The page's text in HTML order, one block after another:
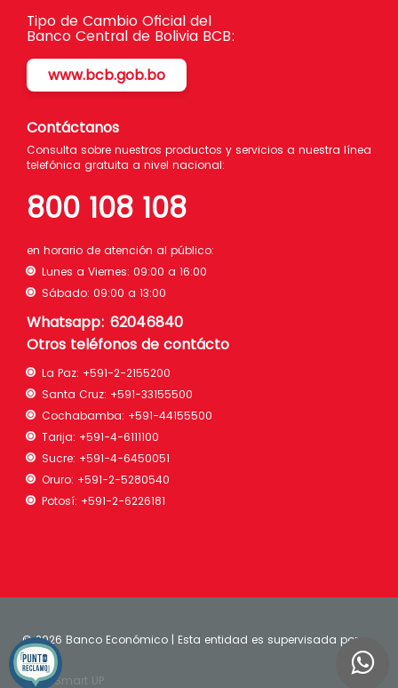
Tipo de Cambio Oficial del
Banco Central de Bolivia BCB:
www.bcb.gob.bo
Contáctanos
Consulta sobre nuestros productos y servicios a nuestra línea
telefónica gratuita a nivel nacional:
800 108 108
en horario de atención al público:
Lunes a Viernes: 09:00 a 16:00
Sábado: 09:00 a 13:00
Whatsapp: 62046840
Otros teléfonos de contácto
La Paz: +591-2-2155200
Santa Cruz: +591-33155500
Cochabamba: +591-44155500
Tarija: +591-4-6111100
Sucre: +591-4-6450051
Oruro: +591-2-5280540
Potosí: +591-2-6226181
©2026 Banco Económico | Esta entidad es supervisada por
ASFI| Smart UP